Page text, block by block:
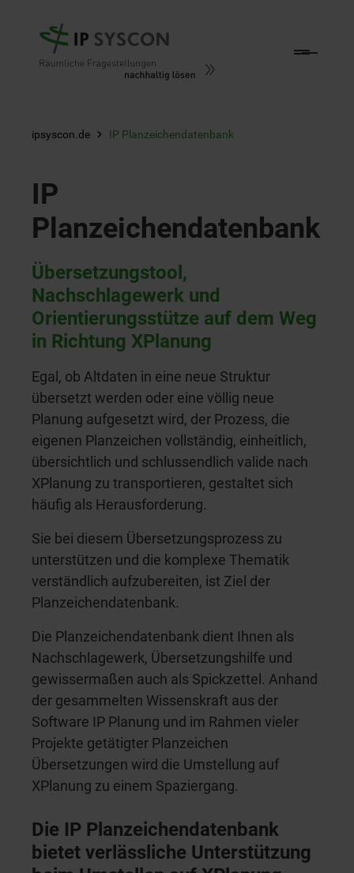
ipsyscon.de IP Planzeichendatenbank
IP
Planzeichendatenbank
Übersetzungstool,
Nachschlagewerk und
Orientierungsstütze auf dem Weg
in Richtung XPlanung
Egal, ob Altdaten in eine neue Struktur
übersetzt werden oder eine völlig neue
Planung aufgesetzt wird, der Prozess, die
eigenen Planzeichen vollständig, einheitlich,
übersichtlich und schlussendlich valide nach
XPlanung zu transportieren, gestaltet sich
häufig als Herausforderung.
Sie bei diesem Übersetzungsprozess zu
unterstützen und die komplexe Thematik
verständlich aufzubereiten, ist Ziel der
Planzeichendatenbank.
Die Planzeichendatenbank dient Ihnen als
Nachschlagewerk, Übersetzungshilfe und
gewissermaßen auch als Spickzettel. Anhand
der gesammelten Wissenskraft aus der
Software IP Planung und im Rahmen vieler
Projekte getätigter Planzeichen
Übersetzungen wird die Umstellung auf
XPlanung zu einem Spaziergang.
Die IP Planzeichendatenbank
bietet verlässliche Unterstützung